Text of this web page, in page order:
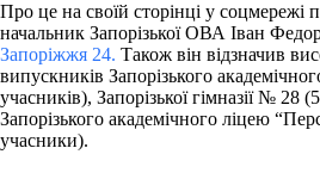
Про це на своїй сторінці у соцмережі
начальник Запорізької ОВА Іван
Запоріжжя 24. Також він відзначив
випускників Запорізького
учасників), Запорізької гімназії № 28
Запорізького академічного ліцею
учасники).